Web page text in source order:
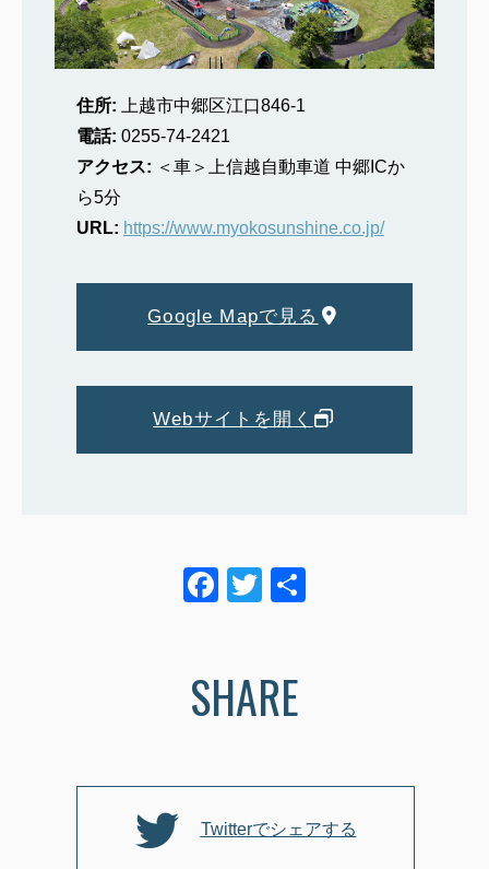
住所:
上越市中郷区江口846-1
電話: 0255-74-2421
アクセス: ＜車＞上信越自動車道 中郷ICか
ら5分
URL: https://www.myokosunshine.co.jp/
Google Mapで見る
Webサイトを開く
F
e
b
o
k
T
er
SHARE
Twitterでシェアする